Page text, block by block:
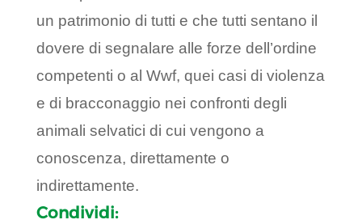
un patrimonio di tutti e che tutti sentano il
dovere di segnalare alle forze dell’ordine
competenti o al Wwf, quei casi di violenza
e di bracconaggio nei confronti degli
animali selvatici di cui vengono a
conoscenza, direttamente o
indirettamente.
Condividi: